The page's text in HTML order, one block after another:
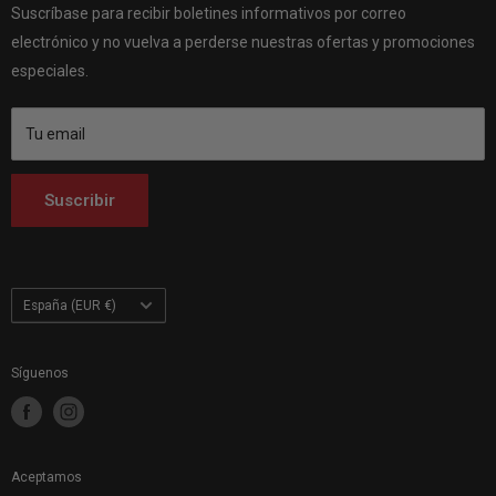
Vagnsvägen 4, 311 32 Falkenberg, Suecia.
Suscríbase para recibir boletines informativos por correo
electrónico y no vuelva a perderse nuestras ofertas y promociones
especiales.
Tu email
Suscribir
Customhoj Blog
Customhoj Dinamarca
Customhoj Alemania
Customhoj España
Customhoj Italia
Customhoj Países Bajos
Customhoj Finlandia
Customhoj Polonia
País/región
España (EUR €)
Síguenos
Aceptamos